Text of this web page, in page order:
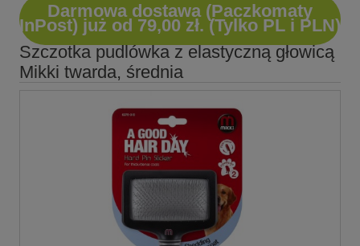
Darmowa dostawa (Paczkomaty
InPost) już od 79,00 zł. (Tylko PL i PLN)
Szczotka pudlówka z elastyczną głowicą
Mikki twarda, średnia